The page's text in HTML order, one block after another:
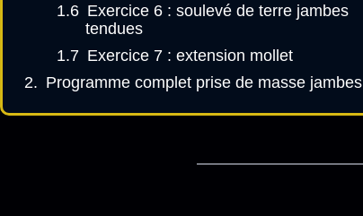
Exercice 6 : soulevé de terre jambes
tendues
Exercice 7 : extension mollet
Programme complet prise de masse jambes